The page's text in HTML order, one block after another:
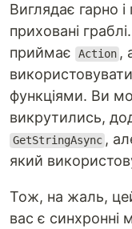
Виглядає гарно
приховані
приймає Action ,
функціями. Ви
викрутились,
GetStringAsync ,
який
Тож, на жаль,
вас є синхронні